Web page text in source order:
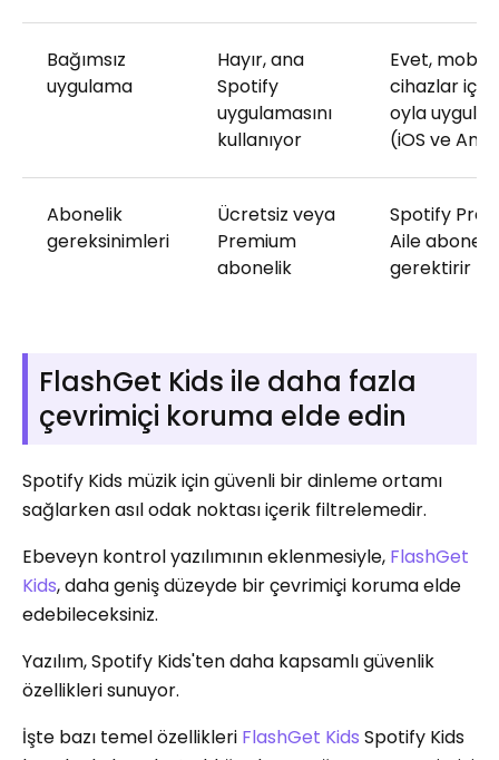
Bağımsız
uygulama
Hayır, ana
Spotify
uygulamasını
kullanıyor
Evet, mobil
cihazlar için
oyla
(iOS ve
Abonelik
gereksinimleri
Ücretsiz veya
Premium
abonelik
Spotify
Aile
gerektirir
FlashGet Kids ile daha fazla
çevrimiçi koruma elde edin
Spotify Kids müzik için güvenli bir dinleme ortamı
sağlarken asıl odak noktası içerik filtrelemedir.
Ebeveyn kontrol yazılımının eklenmesiyle, FlashGet
Kids, daha geniş düzeyde bir çevrimiçi koruma elde
edebileceksiniz.
Yazılım, Spotify Kids'ten daha kapsamlı güvenlik
özellikleri sunuyor.
İşte bazı temel özellikleri FlashGet Kids Spotify Kids